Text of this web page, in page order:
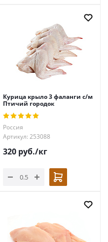
Курица крыло 3 фаланги с/м
Птичий городок
Россия
Артикул: 253088
320 руб./кг